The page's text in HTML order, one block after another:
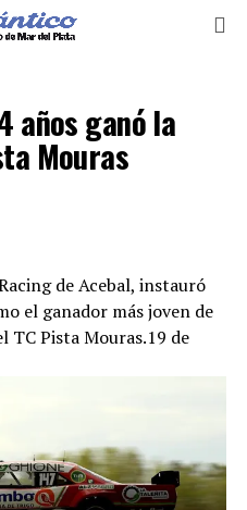
años ganó la
Mouras
de Acebal, instauró
el ganador más joven de
TC Pista Mouras.19 de